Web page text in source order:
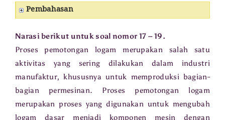
Pembahasan
Narasi berikut untuk soal nomor 17 – 19.
Proses pemotongan logam merupakan salah satu
aktivitas yang sering dilakukan dalam industri
manufaktur, khususnya untuk memproduksi bagian-
bagian permesinan. Proses pemotongan logam
merupakan proses yang digunakan untuk mengubah
logam dasar menjadi komponen mesin dengan